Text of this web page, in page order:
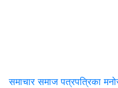
समाचार समाज पत्रपत्रिका